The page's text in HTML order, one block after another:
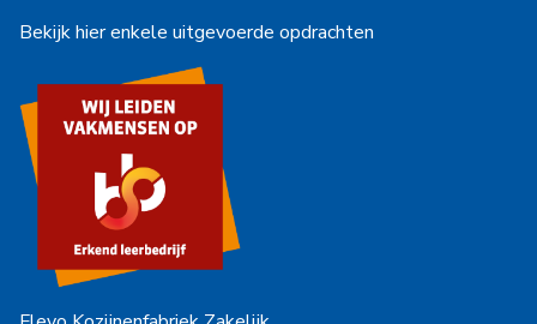
Bekijk hier enkele uitgevoerde opdrachten